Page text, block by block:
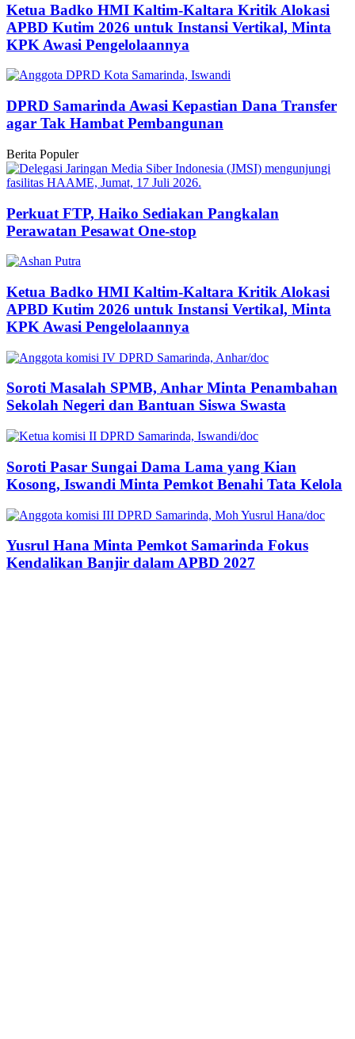
Ketua Badko HMI Kaltim-Kaltara Kritik Alokasi
APBD Kutim 2026 untuk Instansi Vertikal, Minta
KPK Awasi Pengelolaannya
DPRD Samarinda Awasi Kepastian Dana Transfer
agar Tak Hambat Pembangunan
Berita Populer
Perkuat FTP, Haiko Sediakan Pangkalan
Perawatan Pesawat One-stop
Ketua Badko HMI Kaltim-Kaltara Kritik Alokasi
APBD Kutim 2026 untuk Instansi Vertikal, Minta
KPK Awasi Pengelolaannya
Soroti Masalah SPMB, Anhar Minta Penambahan
Sekolah Negeri dan Bantuan Siswa Swasta
Soroti Pasar Sungai Dama Lama yang Kian
Kosong, Iswandi Minta Pemkot Benahi Tata Kelola
Yusrul Hana Minta Pemkot Samarinda Fokus
Kendalikan Banjir dalam APBD 2027